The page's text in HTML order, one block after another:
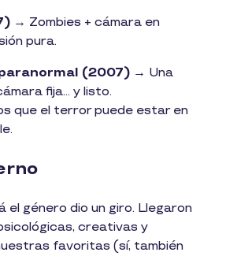
→ Zombies + cámara en
pura.
(2007) → Una
fija… y listo.
que el terror puede estar en
el género dio un giro. Llegaron
creativas y
favoritas (sí, también